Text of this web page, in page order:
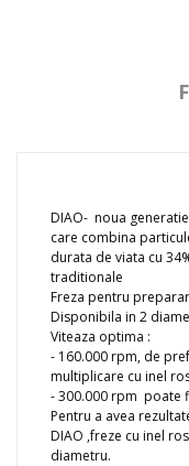
DIAO- noua
care combina
durata de viata cu
traditionale
Freza pentru
Disponibila in 2
Viteaza optima :
- 160.000 rpm, de
multiplicare cu inel
- 300.000 rpm poate
Pentru a avea
DIAO ,freze cu inel
diametru.